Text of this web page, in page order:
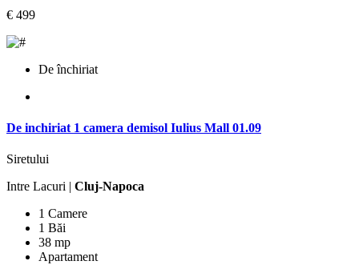
€ 499
De închiriat
De inchiriat 1 camera demisol Iulius Mall 01.09
Siretului
Intre Lacuri | Cluj-Napoca
1 Camere
1 Băi
38 mp
Apartament